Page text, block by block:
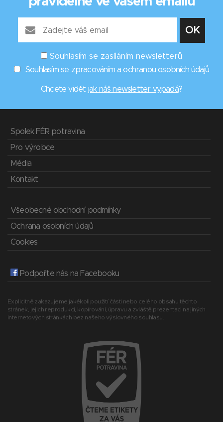
Souhlasím se zasíláním newsletterů
Souhlasím se zpracováním a ochranou osobních údajů
Chcete vidět jak náš newsletter vypadá?
Spolek FÉR potravina
Pro výrobce
Média
Kontakt
Všeobecné obchodní podmínky
Ochrana osobních údajů
Cookies
Podpořte nás na Facebooku
Explicitně zakazujeme jakékoli použití části nebo celého obsahu těchto
stránek, jejich reprodukci, kopírování, úpravu a zvláště prezentaci na jiných
internetových stránkách bez našeho výslovného souhlasu.